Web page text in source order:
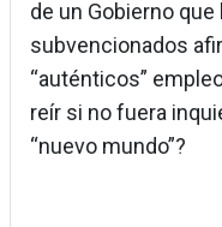
de un Gobierno
subvencionados
“auténticos”
reír si no fuera
“nuevo mundo”?